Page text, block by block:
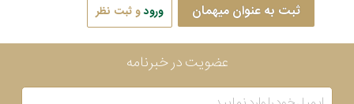
ثبت به عنوان میهمان ورودو ثبت نظر
عضویت در خبرنامه